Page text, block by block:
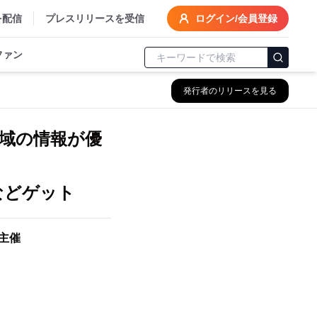
配信 プレスリリースを受信 ログイン/会員登録
ァン
発行者のリリースを見る
の情報が優
ゲット
催